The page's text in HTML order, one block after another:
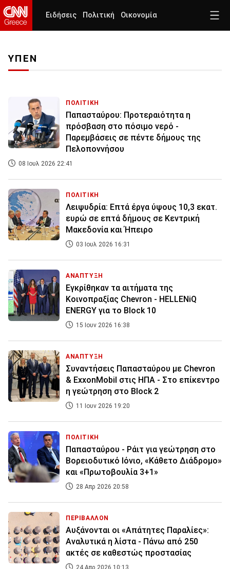
Ειδήσεις Πολιτική Οικονομία
ΥΠΕΝ
ΠΟΛΙΤΙΚΗ
Παπασταύρου: Προτεραιότητα η
πρόσβαση στο πόσιμο νερό -
Παρεμβάσεις σε πέντε δήμους της
Πελοποννήσου
08 Ιουλ 2026 22:41
ΠΟΛΙΤΙΚΗ
Λειψυδρία: Επτά έργα ύψους 10,3 εκατ.
ευρώ σε επτά δήμους σε Κεντρική
Μακεδονία και Ήπειρο
03 Ιουλ 2026 16:31
ΑΝΑΠΤΥΞΗ
Εγκρίθηκαν τα αιτήματα της
Κοινοπραξίας Chevron - HELLENiQ
ENERGY για το Block 10
15 Ιουν 2026 16:38
ΑΝΑΠΤΥΞΗ
Συναντήσεις Παπασταύρου με Chevron
& ExxonMobil στις ΗΠΑ - Στο επίκεντρο
η γεώτρηση στο Block 2
11 Ιουν 2026 19:20
ΠΟΛΙΤΙΚΗ
Παπασταύρου - Ράιτ για γεώτρηση στο
Βορειοδυτικό Ιόνιο, «Κάθετο Διάδρομο»
και «Πρωτοβουλία 3+1»
28 Απρ 2026 20:58
ΠΕΡΙΒΑΛΛΟΝ
Αυξάνονται οι «Απάτητες Παραλίες»:
Αναλυτικά η λίστα - Πάνω από 250
ακτές σε καθεστώς προστασίας
24 Απρ 2026 10:13